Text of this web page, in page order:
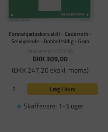
Førstehjælpskors skilt - Cederroth -
Selvlysende - Dobbeltsidig - Grøn
Varenummer: CED1738
DKK 309,00
(DKK 247,20 ekskl. moms)
Læg i kurv
Skaffevare: 1-3 uger